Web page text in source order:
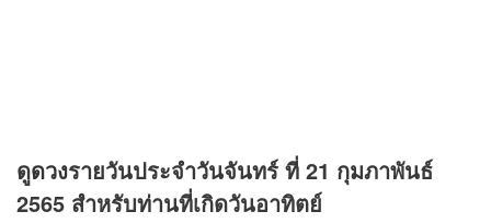
ดูดวงรายวันประจำวันจันทร์ ที่ 21 กุมภาพันธ์
2565 สำหรับท่านที่เกิดวันอาทิตย์